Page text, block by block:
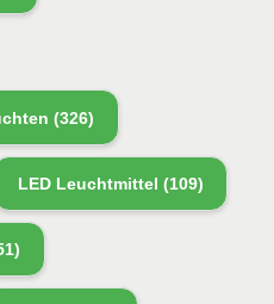
(326)
LED Leuchtmittel (109)